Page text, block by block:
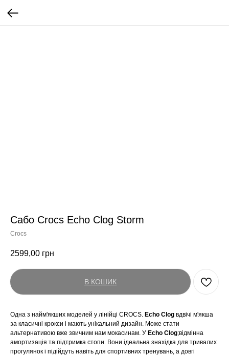
Сабо Crocs Echo Clog Storm
Crocs
2599,00 грн
В КОШИК
Одна з найм'якших моделей у лінійці CROCS. Echo Clog вдвічі м'якша
за класичні крокси і мають унікальний дизайн. Може стати
альтернативою вже звичним нам мокасинам. У Echo Clog;відмінна
амортизація та підтримка стопи. Вони ідеальна знахідка для тривалих
прогулянок і підійдуть навіть для спортивних тренувань, а довгі